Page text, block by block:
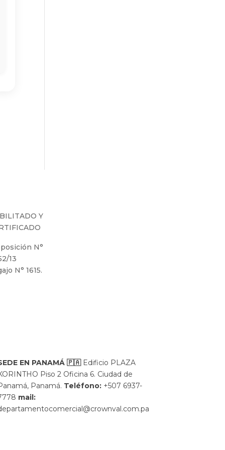
Y
N°
13
N° 1615.
EN PANAMÁ 🇵🇦 Edificio PLAZA
Piso 2 Oficina 6. Ciudad de
Panamá. Teléfono:+507 6937-
mail: